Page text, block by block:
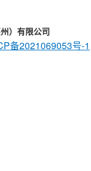
）有限公司
备2021069053号-1